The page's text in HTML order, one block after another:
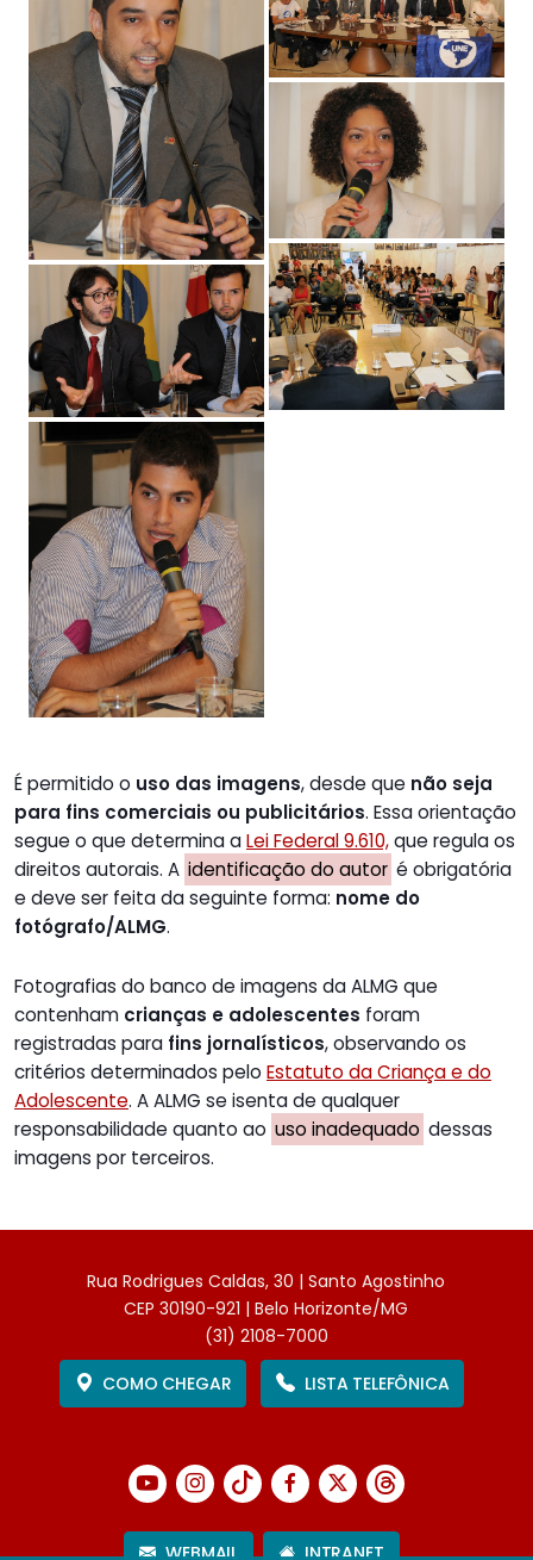
É permitido o uso das imagens, desde que não seja
para fins comerciais ou publicitários. Essa orientação
segue o que determina aLei Federal 9.610,que regula os
direitos autorais. A identificação do autor é obrigatória
e deve ser feita da seguinte forma: nome do
fotógrafo/ALMG.
Fotografias do banco de imagens da ALMG que
contenham crianças e adolescentes foram
registradas para fins jornalísticos, observando os
critérios determinados pelo Estatuto da Criança e do
Adolescente. A ALMG se isenta de qualquer
responsabilidade quanto ao uso inadequado dessas
imagens por terceiros.
Rua Rodrigues Caldas, 30 | Santo Agostinho
CEP 30190-921 | Belo Horizonte/MG
(31) 2108-7000
COMO CHEGAR
LISTA TELEFÔNICA
WEBMAIL INTRANET